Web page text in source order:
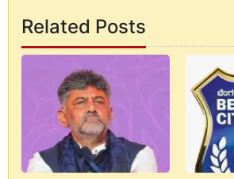
Related Posts